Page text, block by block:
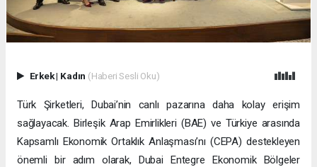
Erkek| Kadın (Haberi Sesli Oku)
Türk Şirketleri, Dubai’nin canlı pazarına daha kolay erişim
sağlayacak. Birleşik Arap Emirlikleri (BAE) ve Türkiye arasında
Kapsamlı Ekonomik Ortaklık Anlaşması’nı (CEPA) destekleyen
önemli bir adım olarak, Dubai Entegre Ekonomik Bölgeler